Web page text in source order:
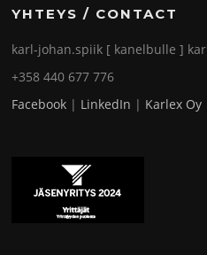
YHTEYS / CONTACT
karl-johan.spiik [ kanelbulle ]
+358 440 677 776
Facebook | LinkedIn | Karlex Oy